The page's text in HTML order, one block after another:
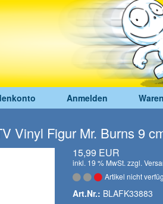
Anmelden
Vinyl Figur Mr. Burns 9
15,99 EUR
inkl. 19 % MwSt. zzgl.
Artikel nicht
Art.Nr.: BLAFK33883